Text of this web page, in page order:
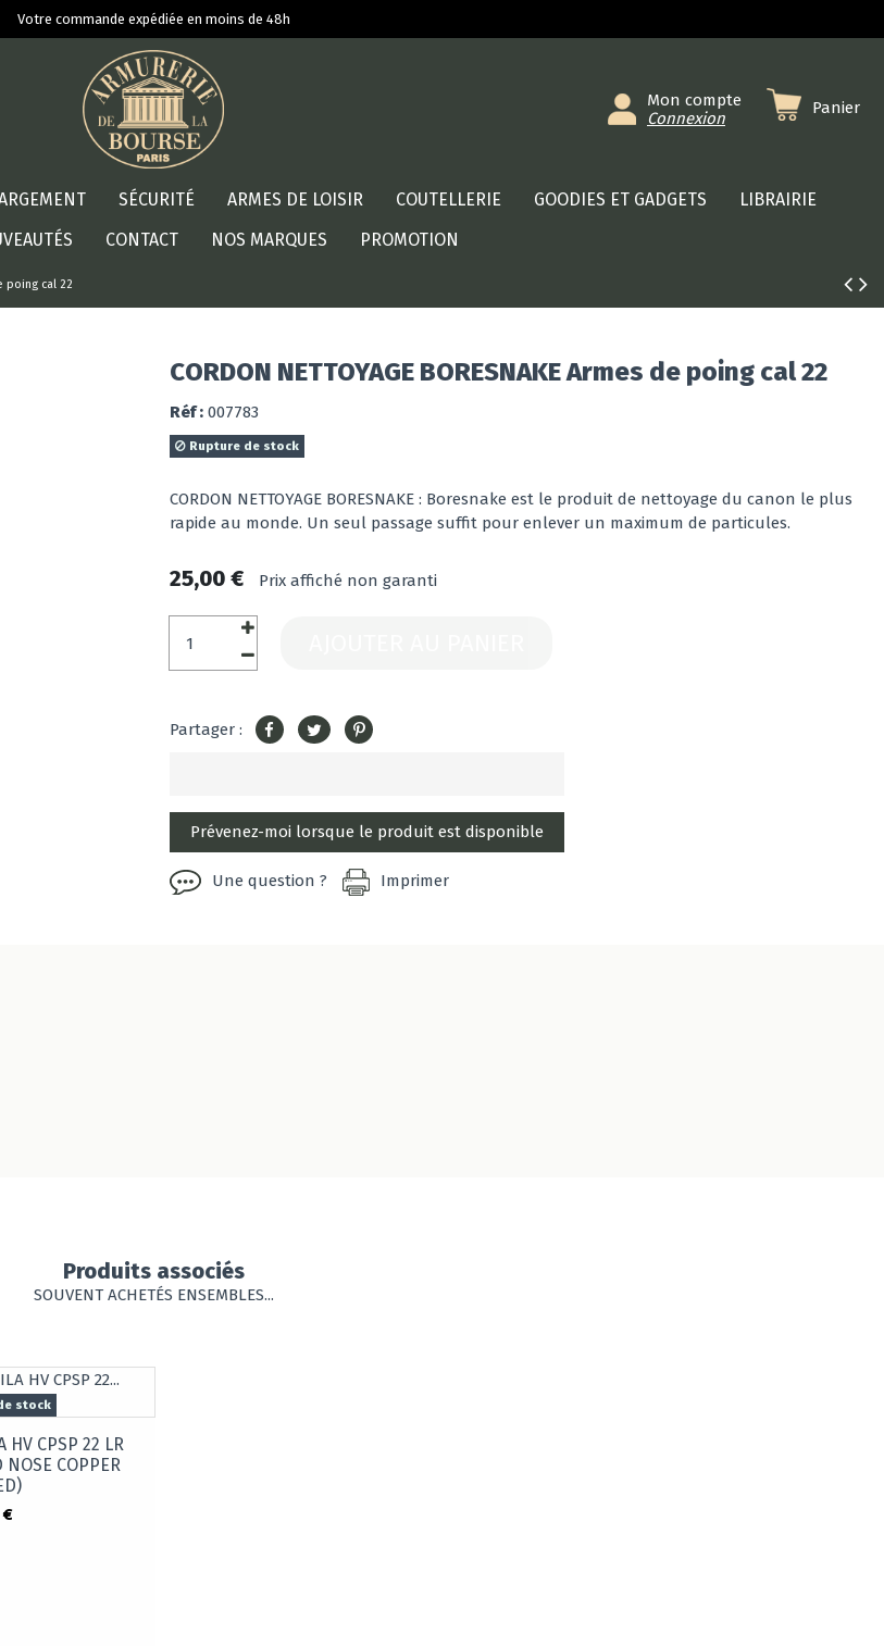
Votre commande expédiée en moins de 48h
Mon compte
Connexion
Panier
SÉCURITÉ ARMES DE LOISIR COUTELLERIE GOODIES ET GADGETS
LIBRAIRIE
CONTACT NOS MARQUES PROMOTION
poing cal 22
CORDON NETTOYAGE BORESNAKE Armes de poing cal 22
Réf : 007783
Rupture de stock
CORDON NETTOYAGE BORESNAKE : Boresnake est le produit de nettoyage du canon le plus
rapide au monde. Un seul passage suffit pour enlever un maximum de particules.
25,00 € Prix affiché non garanti
Partager :
Une question ? Imprimer
Produits associés
SOUVENT ACHETÉS ENSEMBLES...
stock
HV CPSP 22 LR
COPPER
€